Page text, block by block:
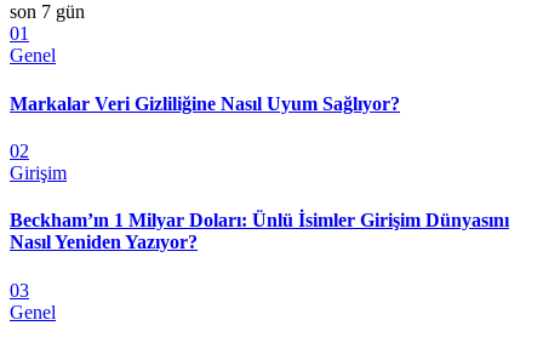
son 7 gün
01
Genel
Markalar Veri Gizliliğine Nasıl Uyum Sağlıyor?
02
Girişim
Beckham’ın 1 Milyar Doları: Ünlü İsimler Girişim Dünyasını
Nasıl Yeniden Yazıyor?
03
Genel